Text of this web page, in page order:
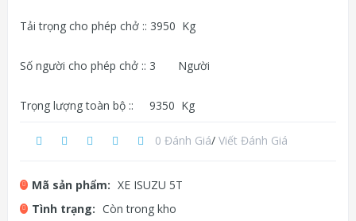
Tải trọng cho phép chở :: 3950 Kg
Số người cho phép chở :: 3 Người
Trọng lượng toàn bộ :: 9350 Kg
0 Đánh Giá/ Viết Đánh Giá
Mã sản phẩm: XE ISUZU 5T
Tình trạng: Còn trong kho